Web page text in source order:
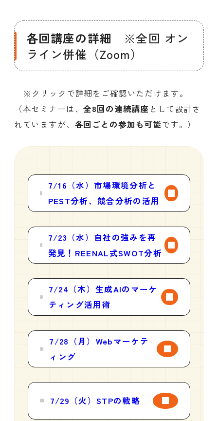
各回講座の詳細 ※全回 オン
ライン併催（Zoom）
※クリックで詳細をご確認いただけます。
（本セミナーは、全8回の連続講座 として設計さ
れていますが、 各回ごとの参加も可能です。）
7/16（水）市場環境分析と
PEST分析、競合分析の活用
7/23（水）自社の強みを再
発見！REENAL式SWOT分析
7/24（木）生成AIのマーケ
ティング活用術
7/28（月）Webマーケテ
ィング
7/29（火）STPの戦略